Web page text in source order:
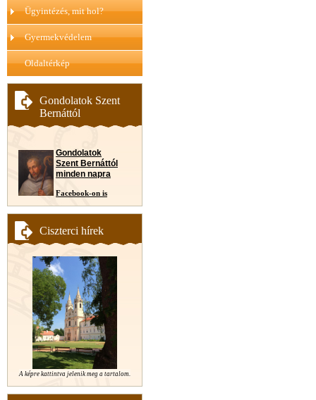
Ügyintézés, mit hol?
Gyermekvédelem
Oldaltérkép
Gondolatok Szent
Bernáttól
Gondolatok
Szent Bernáttól
minden napra
Facebook-on is
Ciszterci hírek
A képre kattintva jelenik meg a tartalom.